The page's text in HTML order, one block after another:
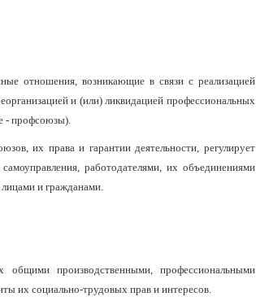
отношения, возникающие в связи с реализацией
и (или) ликвидацией профессиональных
- профсоюзы).
их права и гарантии деятельности, регулирует
работодателями, их объединениями
и гражданами.
производственными, профессиональными
их социально-трудовых прав и интересов.